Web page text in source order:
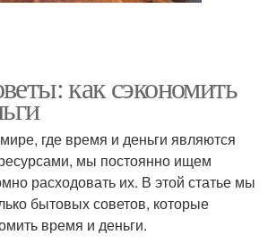
как сэкономить
где время и деньги являются
мы постоянно ищем
расходовать их. В этой статье мы
бытовых советов, которые
время и деньги.